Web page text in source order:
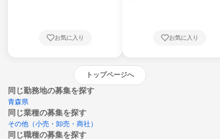
崎県、熊本県、大分県、宮崎県、鹿児島県、
お気に入り お気に入り
トップページへ
同じ勤務地の募集を探す
青森県
同じ業種の募集を探す
その他（小売・卸売・商社）
同じ職種の募集を探す